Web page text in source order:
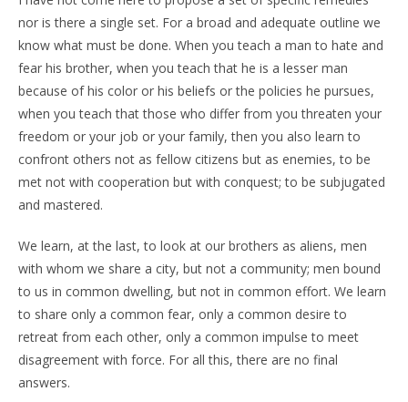
nor is there a single set. For a broad and adequate outline we
know what must be done. When you teach a man to hate and
fear his brother, when you teach that he is a lesser man
because of his color or his beliefs or the policies he pursues,
when you teach that those who differ from you threaten your
freedom or your job or your family, then you also learn to
confront others not as fellow citizens but as enemies, to be
met not with cooperation but with conquest; to be subjugated
and mastered.
We learn, at the last, to look at our brothers as aliens, men
with whom we share a city, but not a community; men bound
to us in common dwelling, but not in common effort. We learn
to share only a common fear, only a common desire to
retreat from each other, only a common impulse to meet
disagreement with force. For all this, there are no final
answers.